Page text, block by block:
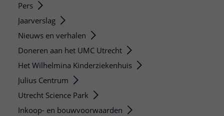
Pers
Jaarverslag
Nieuws en verhalen
Doneren aan het UMC Utrecht
Het Wilhelmina Kinderziekenhuis
Julius Centrum
Utrecht Science Park
Inkoop- en bouwvoorwaarden